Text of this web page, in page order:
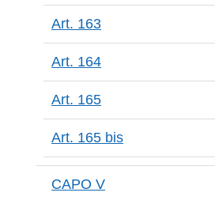
Art. 163
Art. 164
Art. 165
Art. 165 bis
CAPO V